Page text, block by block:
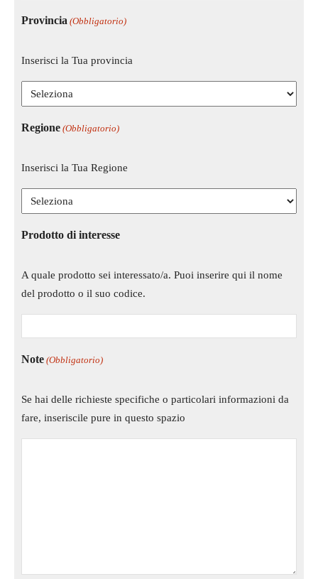
Provincia (Obbligatorio)
Inserisci la Tua provincia
Regione (Obbligatorio)
Inserisci la Tua Regione
Prodotto di interesse
A quale prodotto sei interessato/a. Puoi inserire qui il nome
del prodotto o il suo codice.
Note (Obbligatorio)
Se hai delle richieste specifiche o particolari informazioni da
fare, inseriscile pure in questo spazio